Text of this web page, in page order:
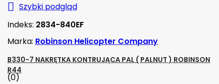
 Szybki podgląd
Indeks: 2834-840EF
Marka: Robinson Helicopter Company
B330-7 NAKRĘTKA KONTRUJĄCA PAL ( PALNUT ) ROBINSON
R44
(0)